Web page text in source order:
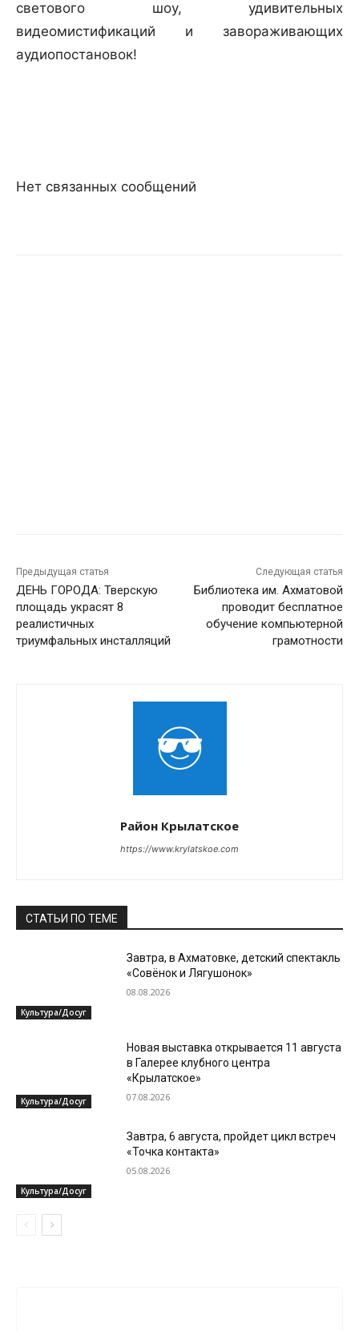
светового шоу, удивительных
видеомистификаций и завораживающих
аудиопостановок!
Нет связанных сообщений
Предыдущая статья
ДЕНЬ ГОРОДА: Тверскую
площадь украсят 8
реалистичных
триумфальных инсталляций
Следующая статья
Библиотека им. Ахматовой
проводит бесплатное
обучение компьютерной
грамотности
Район Крылатское
https://www.krylatskoe.com
СТАТЬИ ПО ТЕМЕ
Культура/Досуг
Завтра, в Ахматовке, детский спектакль
«Совёнок и Лягушонок»
08.08.2026
Культура/Досуг
Новая выставка открывается 11 августа
в Галерее клубного центра
«Крылатское»
07.08.2026
Культура/Досуг
Завтра, 6 августа, пройдет цикл встреч
«Точка контакта»
05.08.2026